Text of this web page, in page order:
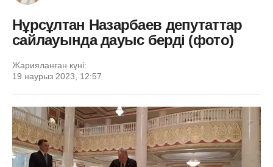
Нұрсұлтан Назарбаев депутаттар
сайлауында дауыс берді (фото)
Жарияланған күні:
19 наурыз 2023, 12:57